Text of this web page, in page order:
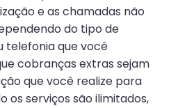
e as chamadas não
do tipo de
telefonia que você
cobranças extras sejam
que você realize para
os serviços são ilimitados,